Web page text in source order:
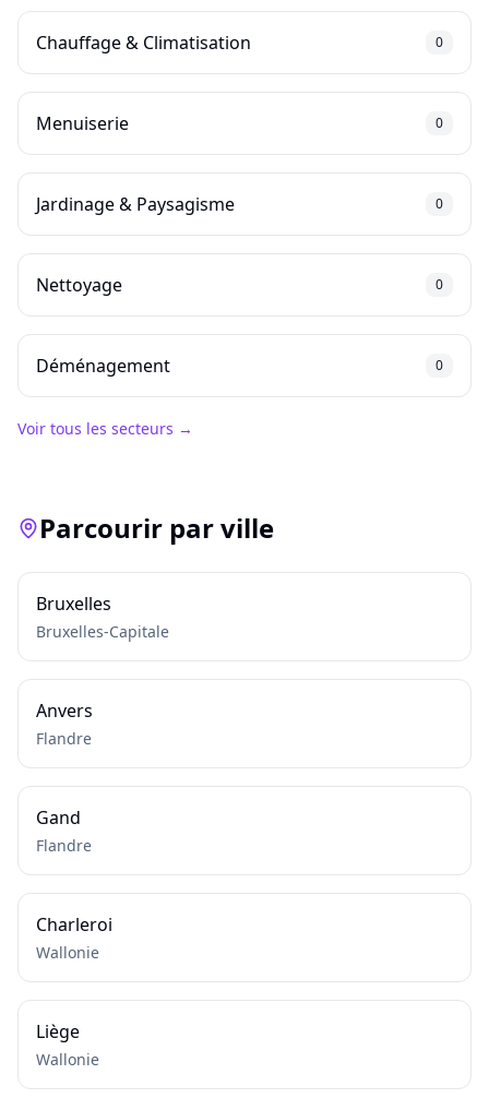
Chauffage & Climatisation 0
Menuiserie 0
Jardinage & Paysagisme 0
Nettoyage 0
Déménagement 0
Voir tous les secteurs →
Parcourir par ville
Bruxelles
Bruxelles-Capitale
Anvers
Flandre
Gand
Flandre
Charleroi
Wallonie
Liège
Wallonie